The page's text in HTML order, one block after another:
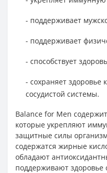
- поддерживает
- поддерживает
- способствует
- сохраняет здоровье
сосудистой системы.
Balance for Men
которые укрепляют
защитные силы
содержатся жирные
обладают
поддерживают здоровье